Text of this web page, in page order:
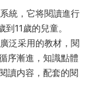
統，它将閱讀進行
11歲的兒童。
泛采用的教材，閱
序漸進，知識點體
讀内容，配套的閱